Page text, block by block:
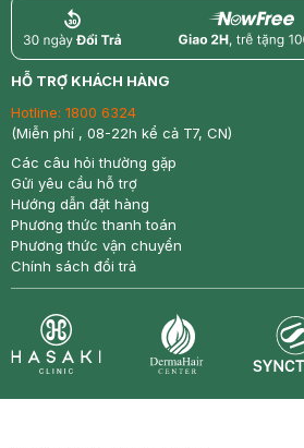
return nowfree
HỖ TRỢ KHÁCH HÀNG
Hotline: 1800 6324
(Miễn phí , 08-22h kể cả T7, CN)
Các câu hỏi thường gặp
Gửi yêu cầu hỗ trợ
Hướng dẫn đặt hàng
Phương thức thanh toán
Phương thức vận chuyển
Chính sách đổi trả